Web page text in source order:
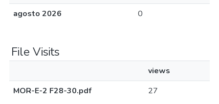
agosto 2026
0
File Visits
views
MOR-E-2 F28-30.pdf
27